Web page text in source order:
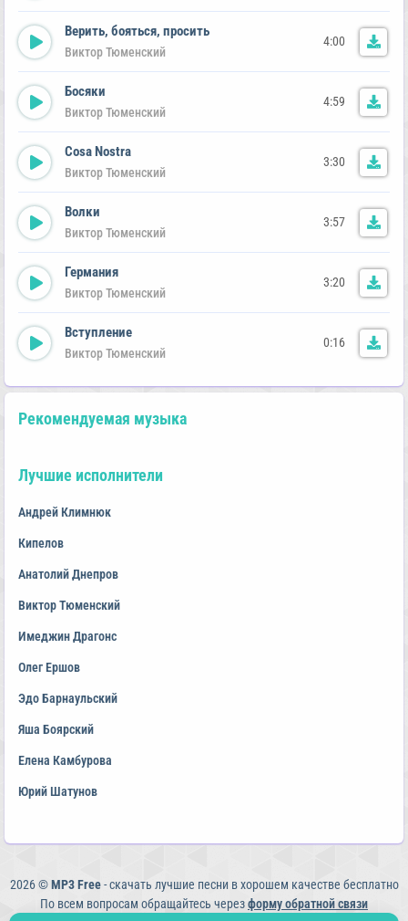
Верить, бояться, просить
Виктор Тюменский
4:00
Босяки
Виктор Тюменский
4:59
Cosa Nostra
Виктор Тюменский
3:30
Волки
Виктор Тюменский
3:57
Германия
Виктор Тюменский
3:20
Вступление
Виктор Тюменский
0:16
Рекомендуемая музыка
Лучшие исполнители
Андрей Климнюк
Кипелов
Анатолий Днепров
Виктор Тюменский
Имеджин Драгонс
Олег Ершов
Эдо Барнаульский
Яша Боярский
Елена Камбурова
Юрий Шатунов
2026 ©MP3 Free- скачать лучшие песни в хорошем качестве бесплатно
По всем вопросам обращайтесь черезформу обратной связи